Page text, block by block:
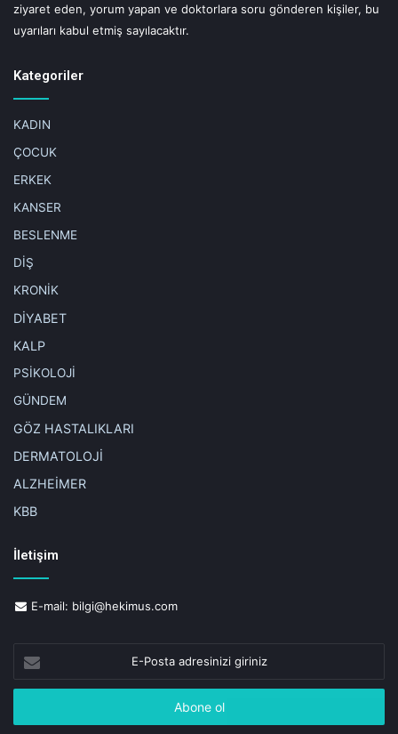
ziyaret eden, yorum yapan ve doktorlara soru gönderen kişiler, bu
uyarıları kabul etmiş sayılacaktır.
Kategoriler
KADIN
ÇOCUK
ERKEK
KANSER
BESLENME
DİŞ
KRONİK
DİYABET
KALP
PSİKOLOJİ
GÜNDEM
GÖZ HASTALIKLARI
DERMATOLOJİ
ALZHEİMER
KBB
İletişim
E-mail: bilgi@hekimus.com
Posta
adresinizi